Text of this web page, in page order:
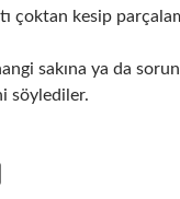
çoktan kesip
sakına ya da sorun
söylediler.